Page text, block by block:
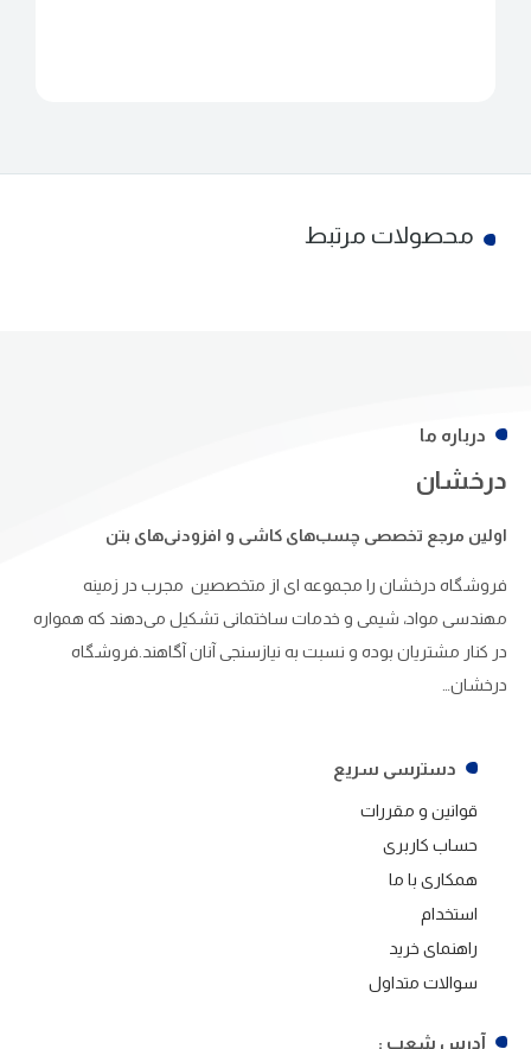
محصولات مرتبط
درباره ما
درخشان
اولین مرجع تخصصی چسب‌های کاشی و افزودنی‌های بتن
فروشگاه درخشان را مجموعه ای از متخصصین مجرب در زمینه
مهندسی مواد، شیمی و خدمات ساختمانی تشکیل می‌دهند که همواره
در کنار مشتریان بوده و نسبت به نیازسنجی آنان آگاهند.فروشگاه
درخشان…
دسترسی سریع
قوانین و مقررات
حساب کاربری
همکاری با ما
استخدام
راهنمای خرید
سوالات متداول
آدرس شعب :